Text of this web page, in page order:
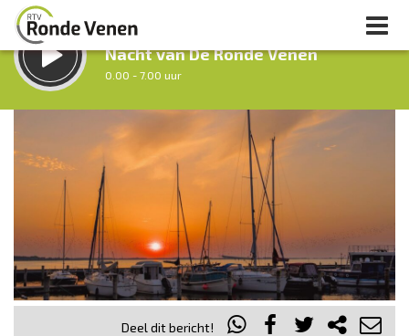
LUISTER LIVE:
Nacht van De Ronde Venen
0.00 - 7.00 uur
7.00 - 12.00 uur
Deel dit bericht!